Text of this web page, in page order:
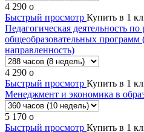
4 290 o
Быстрый просмотр Купить в 1
Педагогическая деятельность
общеобразовательных программ
направленность)
4 290 o
Быстрый просмотр Купить в 1
Менеджмент и экономика в
5 170 o
Быстрый просмотр Купить в 1